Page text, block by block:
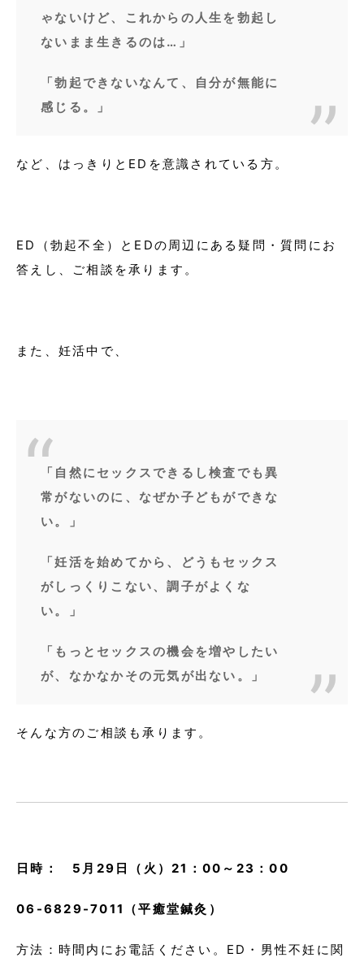
ゃないけど、これからの人生を勃起し
ないまま生きるのは…」
「勃起できないなんて、自分が無能に
感じる。」
など、はっきりとEDを意識されている方。
ED（勃起不全）とEDの周辺にある疑問・質問にお
答えし、ご相談を承ります。
また、妊活中で、
「自然にセックスできるし検査でも異
常がないのに、なぜか子どもができな
い。」
「妊活を始めてから、どうもセックス
がしっくりこない、調子がよくな
い。」
「もっとセックスの機会を増やしたい
が、なかなかその元気が出ない。」
そんな方のご相談も承ります。
日時： 5月29日（火）21：00～23：00
06-6829-7011（平癒堂鍼灸）
方法：時間内にお電話ください。ED・男性不妊に関